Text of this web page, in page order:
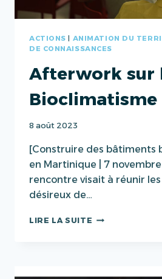
ACTIONS ANIMATION DU
DE CONNAISSANCES
Afterwork sur
Bioclimatisme
8 août 2023
[Construire des bâtiments
en Martinique | 7
rencontre visait à réunir
désireux de…
LIRE LA SUITE AFTERWORK